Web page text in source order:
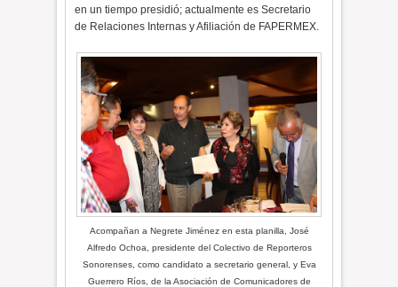
en un tiempo presidió; actualmente es Secretario
de Relaciones Internas y Afiliación de FAPERMEX.
Acompañan a Negrete Jiménez en esta planilla, José
Alfredo Ochoa, presidente del Colectivo de Reporteros
Sonorenses, como candidato a secretario general, y Eva
Guerrero Ríos, de la Asociación de Comunicadores de